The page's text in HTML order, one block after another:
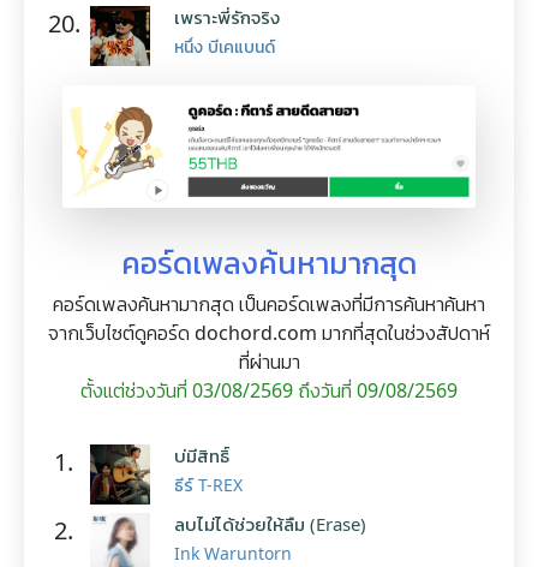
20. เพราะพี่รักจริง
หนึ่ง บีเคแบนด์
คอร์ดเพลงค้นหามากสุด
คอร์ดเพลงค้นหามากสุด เป็นคอร์ดเพลงที่มีการค้นหาค้นหา
จากเว็บไซต์ดูคอร์ด dochord.com มากที่สุดในช่วงสัปดาห์
ที่ผ่านมา
ตั้งแต่ช่วงวันที่ 03/08/2569 ถึงวันที่ 09/08/2569
1. บ่มีสิทธิ์
ธีร์ T-REX
2. ลบไม่ได้ช่วยให้ลืม (Erase)
Ink Waruntorn